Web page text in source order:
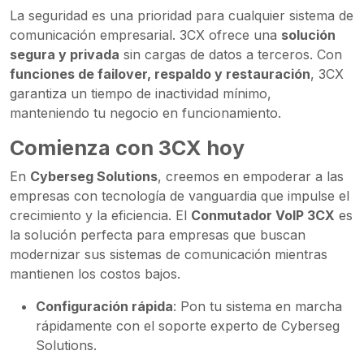
La seguridad es una prioridad para cualquier sistema de
comunicación empresarial. 3CX ofrece una solución
segura y privada sin cargas de datos a terceros. Con
funciones de failover, respaldo y restauración, 3CX
garantiza un tiempo de inactividad mínimo,
manteniendo tu negocio en funcionamiento.
Comienza con 3CX hoy
En Cyberseg Solutions, creemos en empoderar a las
empresas con tecnología de vanguardia que impulse el
crecimiento y la eficiencia. El Conmutador VoIP 3CX es
la solución perfecta para empresas que buscan
modernizar sus sistemas de comunicación mientras
mantienen los costos bajos.
Configuración rápida: Pon tu sistema en marcha
rápidamente con el soporte experto de Cyberseg
Solutions.